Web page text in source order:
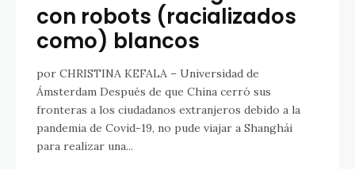
con robots (racializados
como) blancos
por CHRISTINA KEFALA – Universidad de
Ámsterdam Después de que China cerró sus
fronteras a los ciudadanos extranjeros debido a la
pandemia de Covid-19, no pude viajar a Shanghái
para realizar una...